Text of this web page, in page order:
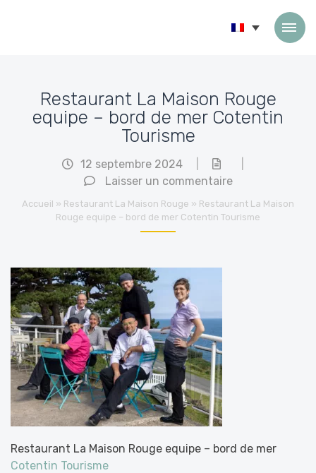
Restaurant La Maison Rouge
equipe – bord de mer Cotentin
Tourisme
12 septembre 2024
Laisser un commentaire
Accueil » Restaurant La Maison Rouge » Restaurant La Maison
Rouge equipe – bord de mer Cotentin Tourisme
Restaurant La Maison Rouge equipe – bord de mer
Cotentin Tourisme